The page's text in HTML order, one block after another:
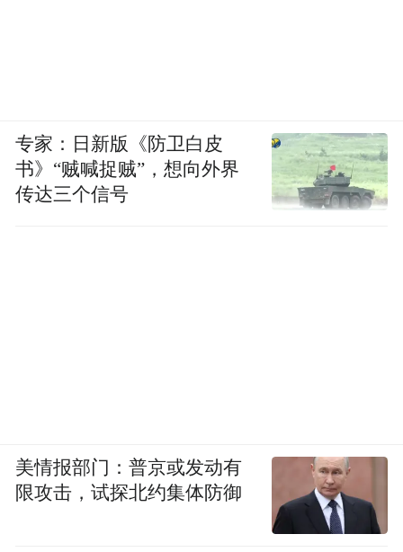
专家：日新版《防卫白皮
书》“贼喊捉贼”，想向外界
传达三个信号
美情报部门：普京或发动有
限攻击，试探北约集体防御